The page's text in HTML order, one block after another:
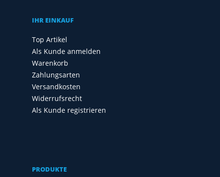
IHR EINKAUF
Top Artikel
Als Kunde anmelden
Warenkorb
Zahlungsarten
Versandkosten
Widerrufsrecht
Als Kunde registrieren
PRODUKTE